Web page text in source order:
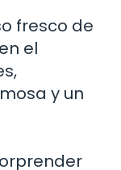
fresco de
el
y un